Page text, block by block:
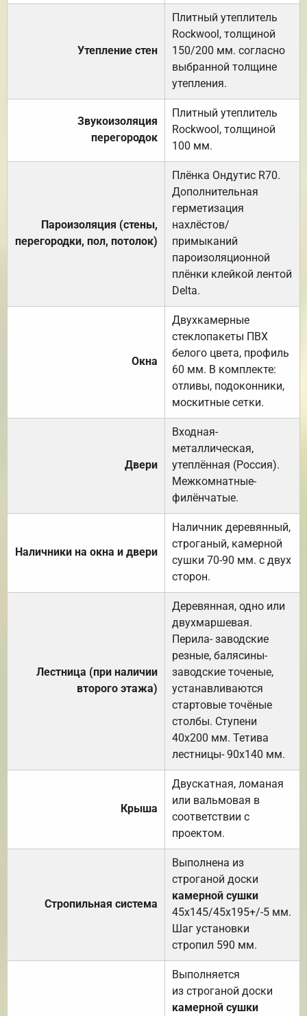
Утепление стен
Плитный утеплитель
Rockwool, толщиной
150/200 мм. согласно
выбранной толщине
утепления.
Звукоизоляция
перегородок
Плитный утеплитель
Rockwool, толщиной
100 мм.
Пароизоляция (стены,
перегородки, пол, потолок)
Плёнка Ондутис R70.
Дополнительная
герметизация
нахлёстов/
примыканий
пароизоляционной
плёнки клейкой лентой
Delta.
Окна
Двухкамерные
стеклопакеты ПВХ
белого цвета, профиль
60 мм. В комплекте:
отливы, подоконники,
москитные сетки.
Двери
Входная-
металлическая,
утеплённая (Россия).
Межкомнатные-
филёнчатые.
Наличники на окна и двери
Наличник деревянный,
строганый, камерной
сушки 70-90 мм. с двух
сторон.
Лестница (при наличии
второго этажа)
Деревянная, одно или
двухмаршевая.
Перила- заводские
резные, балясины-
заводские точеные,
устанавливаются
стартовые точёные
столбы. Ступени
40х200 мм. Тетива
лестницы- 90х140 мм.
Крыша
Двускатная, ломаная
или вальмовая в
соответствии с
проектом.
Стропильная система
Выполнена из
строганой доски
камерной сушки
45х145/45х195+/-5 мм.
Шаг установки
стропил 590 мм.
Выполняется
из строганой доски
камерной сушки